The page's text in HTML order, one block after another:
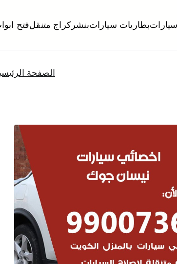
اطارات عجلات تصليح وصيانة سيارات امام
بطاريات سياراتبنشر كراج متنقلفتح
الصفحة